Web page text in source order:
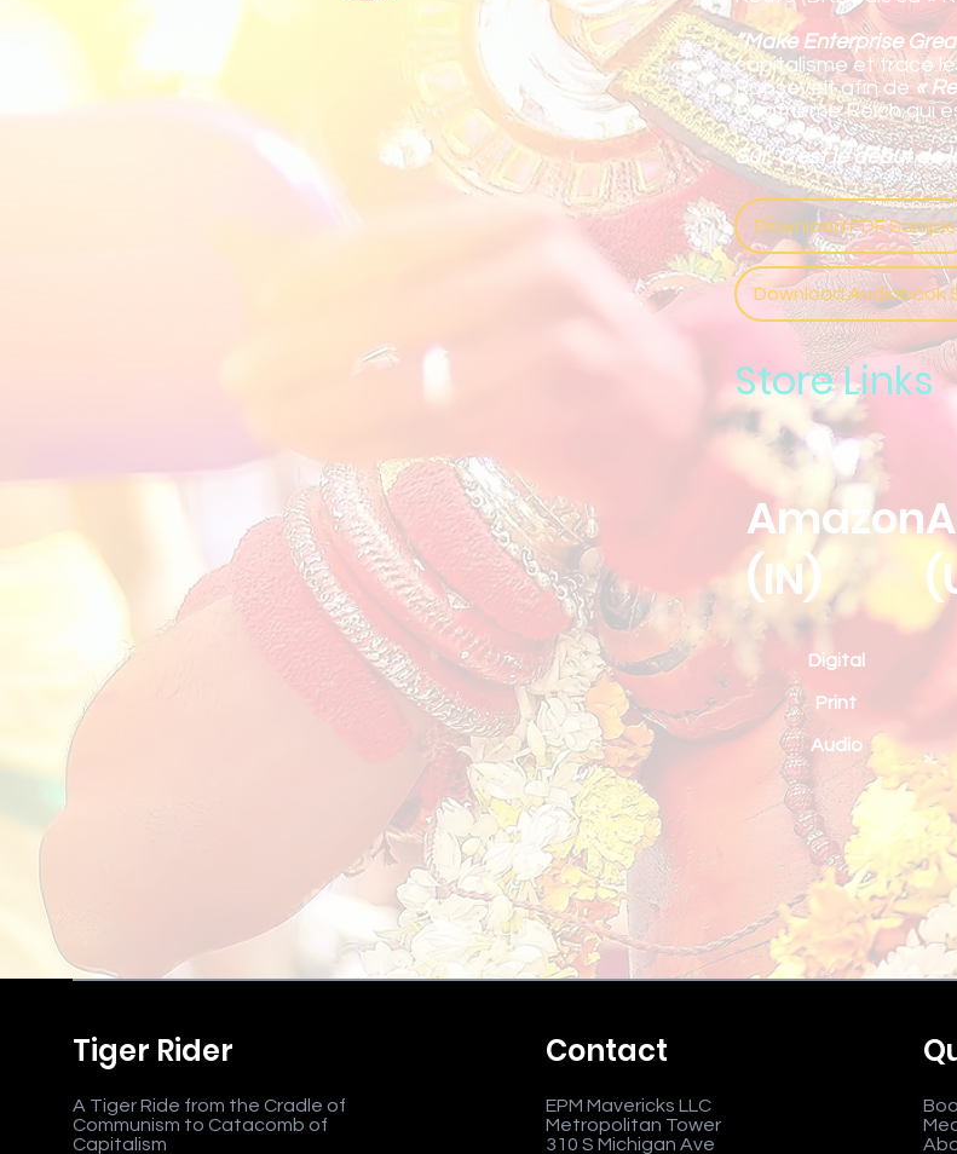
Store Links
Download PDF Sample
Download Audiobook
“Make Enterprise
capitalisme et trace
Roosevelt afin de «
Quatrième Reich qui
Sûr, C’est le début de
Amazon
(IN)
Digital
Print
Audio
Tiger Rider
A Tiger Ride from the Cradle of
Communism to Catacomb of
Capitalism
Contact
EPM Mavericks LLC
Metropolitan Tower
310 S Michigan Ave